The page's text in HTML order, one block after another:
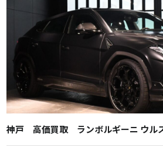
神戸 高価買取 ランボルギーニ ウル